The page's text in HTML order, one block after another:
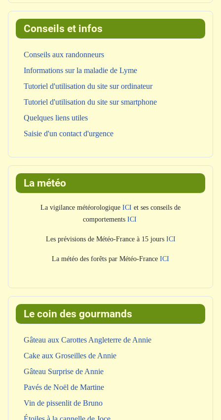
Conseils et infos
Conseils aux randonneurs
Informations sur la maladie de Lyme
Tutoriel d'utilisation du site sur ordinateur
Tutoriel d'utilisation du site sur smartphone
Quelques liens utiles
Saisie d'un contact d'urgence
La météo
La vigilance météorologique ICI et ses conseils de
comportements ICI
Les prévisions de Météo-France à 15 jours ICI
La météo des forêts par Météo-France ICI
Le coin des gourmands
Gâteau aux Carottes Angleterre de Annie
Cake aux Groseilles de Annie
Gâteau Surprise de Annie
Pavés de Noël de Martine
Vin de pissenlit de Bruno